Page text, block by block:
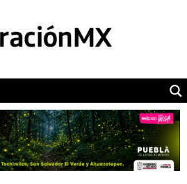
POLÍTICA
CAMALEÓN
OPINIÓN
DEPORTES